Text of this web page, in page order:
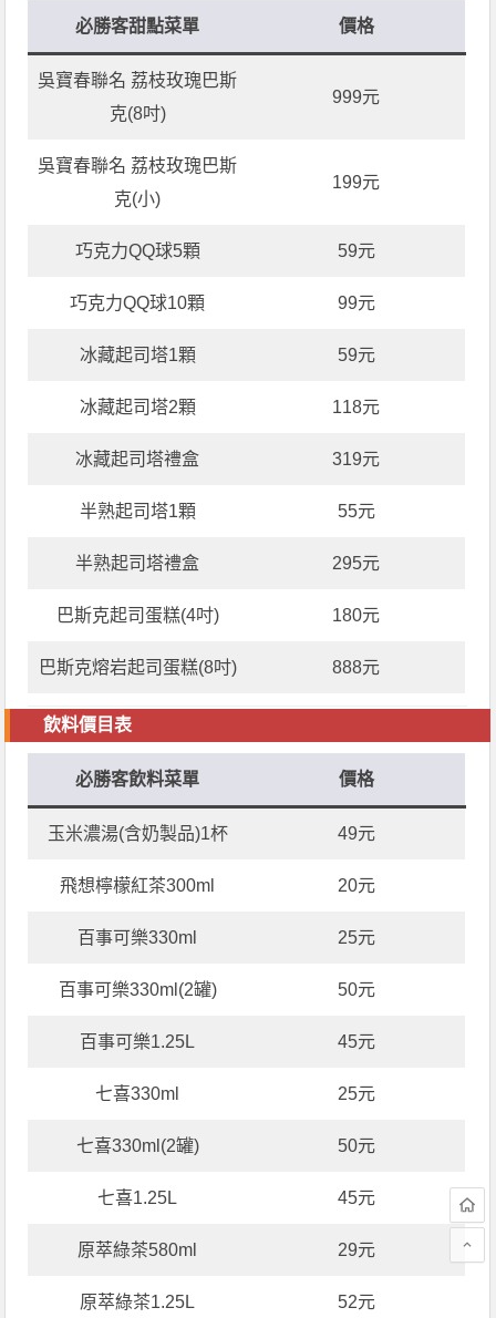
必勝客甜點菜單 價格
吳寶春聯名 荔枝玫瑰巴斯
克(8吋)
999元
吳寶春聯名 荔枝玫瑰巴斯
克(小)
199元
巧克力QQ球5顆 59元
巧克力QQ球10顆 99元
冰藏起司塔1顆 59元
冰藏起司塔2顆 118元
冰藏起司塔禮盒 319元
半熟起司塔1顆 55元
半熟起司塔禮盒 295元
巴斯克起司蛋糕(4吋) 180元
巴斯克熔岩起司蛋糕(8吋) 888元
飲料價目表
必勝客飲料菜單 價格
玉米濃湯(含奶製品)1杯 49元
飛想檸檬紅茶300ml 20元
百事可樂330ml 25元
百事可樂330ml(2罐) 50元
百事可樂1.25L 45元
七喜330ml 25元
七喜330ml(2罐) 50元
七喜1.25L 45元
原萃綠茶580ml 29元
原萃綠茶1.25L 52元